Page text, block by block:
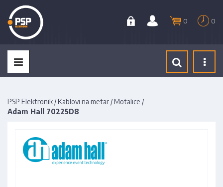
0 0
PSP Elektronik /Kablovi na metar /Motalice /
Adam Hall 70225D8